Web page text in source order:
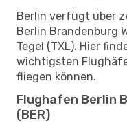
Berlin verfügt über
Berlin Brandenburg
Tegel (TXL). Hier
wichtigsten
fliegen können.
Flughafen Berlin
(BER)